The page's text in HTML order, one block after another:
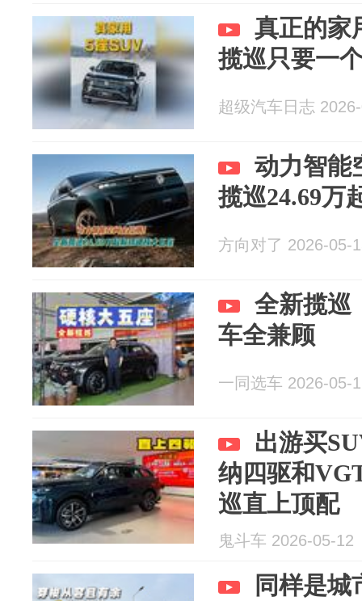
真正的家
揽巡只要一
超级汽车日志
动力智能
揽巡24.69万
方向对了 2026-05-
全新揽巡
车全兼顾
一同选车 2026-05-
出游买
纳四驱和
巡直上顶配
鬼斗车 2026-05-12
同样是城